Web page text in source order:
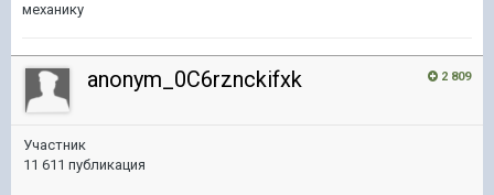
механику
2 809
anonym_0C6rznckifxk
Участник
11 611 публикация